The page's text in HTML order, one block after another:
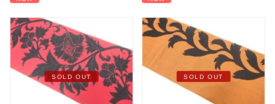
SOLD OUT SOLD OUT